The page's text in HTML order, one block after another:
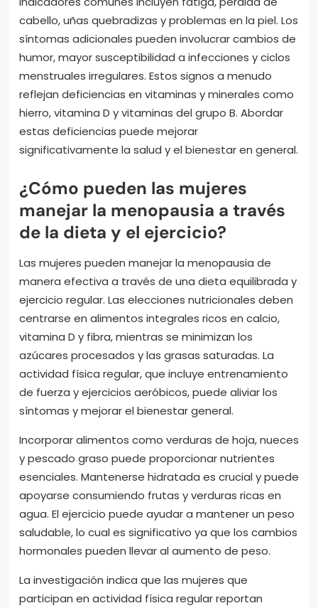
cabello, uñas quebradizas y problemas en la piel. Los
síntomas adicionales pueden involucrar cambios de
humor, mayor susceptibilidad a infecciones y ciclos
menstruales irregulares. Estos signos a menudo
reflejan deficiencias en vitaminas y minerales como
hierro, vitamina D y vitaminas del grupo B. Abordar
estas deficiencias puede mejorar
significativamente la salud y el bienestar en general.
¿Cómo pueden las mujeres
manejar la menopausia a través
de la dieta y el ejercicio?
Las mujeres pueden manejar la menopausia de
manera efectiva a través de una dieta equilibrada y
ejercicio regular. Las elecciones nutricionales deben
centrarse en alimentos integrales ricos en calcio,
vitamina D y fibra, mientras se minimizan los
azúcares procesados y las grasas saturadas. La
actividad física regular, que incluye entrenamiento
de fuerza y ejercicios aeróbicos, puede aliviar los
síntomas y mejorar el bienestar general.
Incorporar alimentos como verduras de hoja, nueces
y pescado graso puede proporcionar nutrientes
esenciales. Mantenerse hidratada es crucial y puede
apoyarse consumiendo frutas y verduras ricas en
agua. El ejercicio puede ayudar a mantener un peso
saludable, lo cual es significativo ya que los cambios
hormonales pueden llevar al aumento de peso.
La investigación indica que las mujeres que
participan en actividad física regular reportan